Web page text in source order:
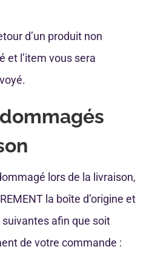
d’un produit non
et l’item vous sera
lors de la livraison,
la boîte d’origine et
afin que soit
de votre commande :